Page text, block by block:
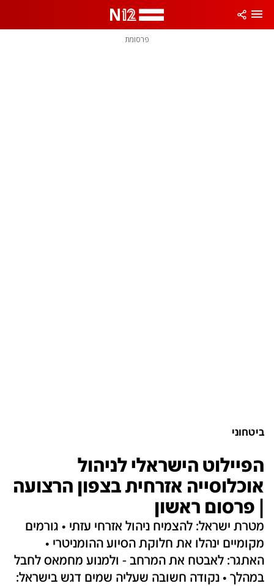
פרסומת
ביטחוני
הפיילוט הישראלי לניהול
אוכלוסייה אזרחית בצפון הרצועה
| פרסום ראשון
מטרת ישראל: להצמיח ניהול אזרחי עזתי • גורמים
מקומיים ינהלו את חלוקת הסיוע ההומניטרי •
האתגר: לאבטח את המרחב - ולמנוע מחמאס לחבל
במהלך • נקודה חשובה שעליה שמים דגש בישראל: